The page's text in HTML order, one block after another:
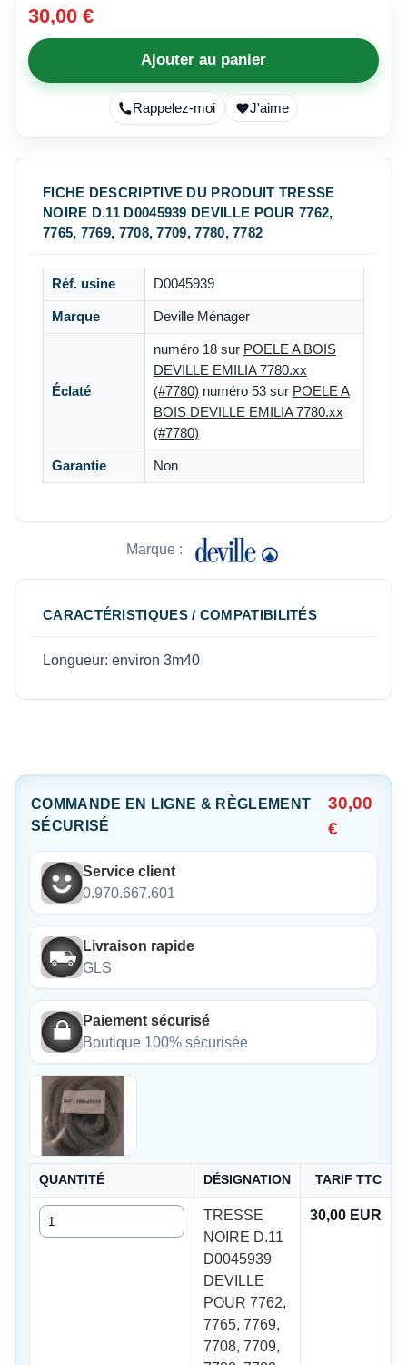
30,00 €
Ajouter au panier
Rappelez-moi J'aime
FICHE DESCRIPTIVE DU PRODUIT TRESSE
NOIRE D.11 D0045939 DEVILLE POUR 7762,
7765, 7769, 7708, 7709, 7780, 7782
Réf. usine D0045939
Marque Deville Ménager
Éclaté
numéro 18 sur POELE A BOIS
DEVILLE EMILIA 7780.xx
(#7780) numéro 53 sur POELE A
BOIS DEVILLE EMILIA 7780.xx
(#7780)
Garantie Non
Marque :
CARACTÉRISTIQUES / COMPATIBILITÉS
Longueur: environ 3m40
COMMANDE EN LIGNE & RÈGLEMENT
SÉCURISÉ
30,00
€
Service client
0.970.667.601
Livraison rapide
GLS
Paiement sécurisé
Boutique 100% sécurisée
QUANTITÉ DÉSIGNATION TARIF TTC
Quantité
TRESSE
NOIRE D.11
D0045939
DEVILLE
POUR 7762,
7765, 7769,
7708, 7709,
30,00 EUR